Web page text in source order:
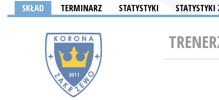
SKŁAD TERMINARZ STATYSTYKI